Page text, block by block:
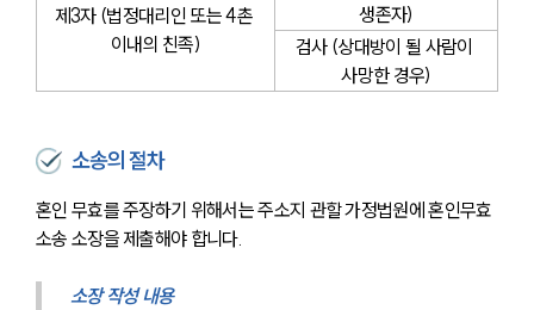
제3자 (법정대리인 또는 4촌
이내의 친족)
생존자)
검사 (상대방이 될 사람이
사망한 경우)
소송의 절차
혼인 무효를 주장하기 위해서는 주소지 관할 가정법원에 혼인무효
소송 소장을 제출해야 합니다.
소장 작성 내용